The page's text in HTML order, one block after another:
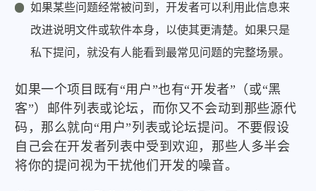
如果某些问题经常被问到，开发者可以利用此信息来
改进说明文件或软件本身，以使其更清楚。如果只是
私下提问，就没有人能看到最常见问题的完整场景。
如果一个项目既有“用户”也有“开发者”（或“黑
客”）邮件列表或论坛，而你又不会动到那些源代
码，那么就向“用户”列表或论坛提问。不要假设
自己会在开发者列表中受到欢迎，那些人多半会
将你的提问视为干扰他们开发的噪音。